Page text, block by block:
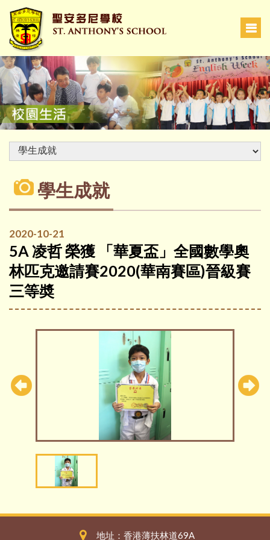
學生成就
2020-10-21
5A 凌哲 榮獲 「華夏盃」全國數學奧
林匹克邀請賽2020(華南賽區)晉級賽
三等奬
地址：香港薄扶林道69A